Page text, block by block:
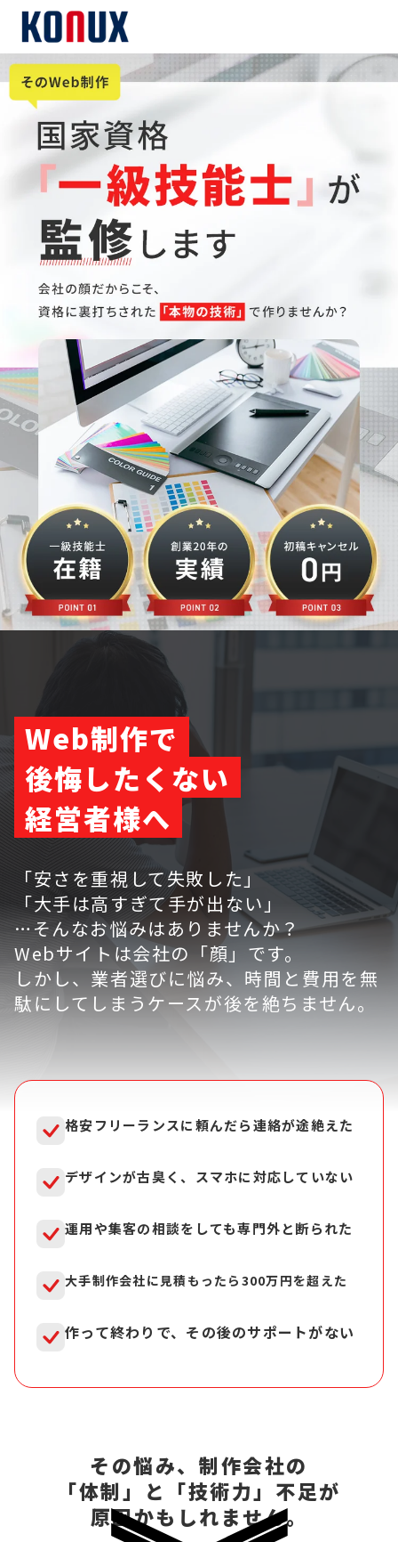
Web制作で
後悔したくない
経営者様へ
「安さを重視して失敗した」
「大手は高すぎて手が出ない」
…そんなお悩みはありませんか？
Webサイトは会社の「顔」です。
しかし、業者選びに悩み、時間と費用を無
駄にしてしまうケースが後を絶ちません。
格安フリーランスに頼んだら連絡が途絶えた
デザインが古臭く、スマホに対応していない
運用や集客の相談をしても専門外と断られた
大手制作会社に見積もったら300万円を超えた
作って終わりで、その後のサポートがない
その悩み、制作会社の
「体制」と「技術力」不足が
原因かもしれません。